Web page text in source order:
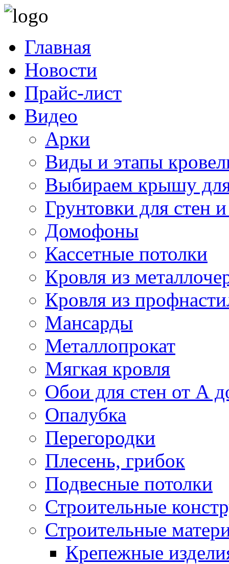
Главная
Новости
Прайс-лист
Видео
Арки
Виды и этапы
Выбираем крышу
Грунтовки для стен
Домофоны
Кассетные потолки
Кровля из
Кровля из
Мансарды
Металлопрокат
Мягкая кровля
Обои для стен от А
Опалубка
Перегородки
Плесень, грибок
Подвесные потолки
Строительные
Строительные
Крепежные